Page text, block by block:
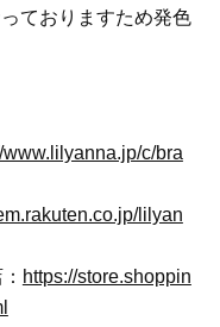
ておりますため発色
www.lilyanna.jp/c/bra
lilyan
https://store.shoppin